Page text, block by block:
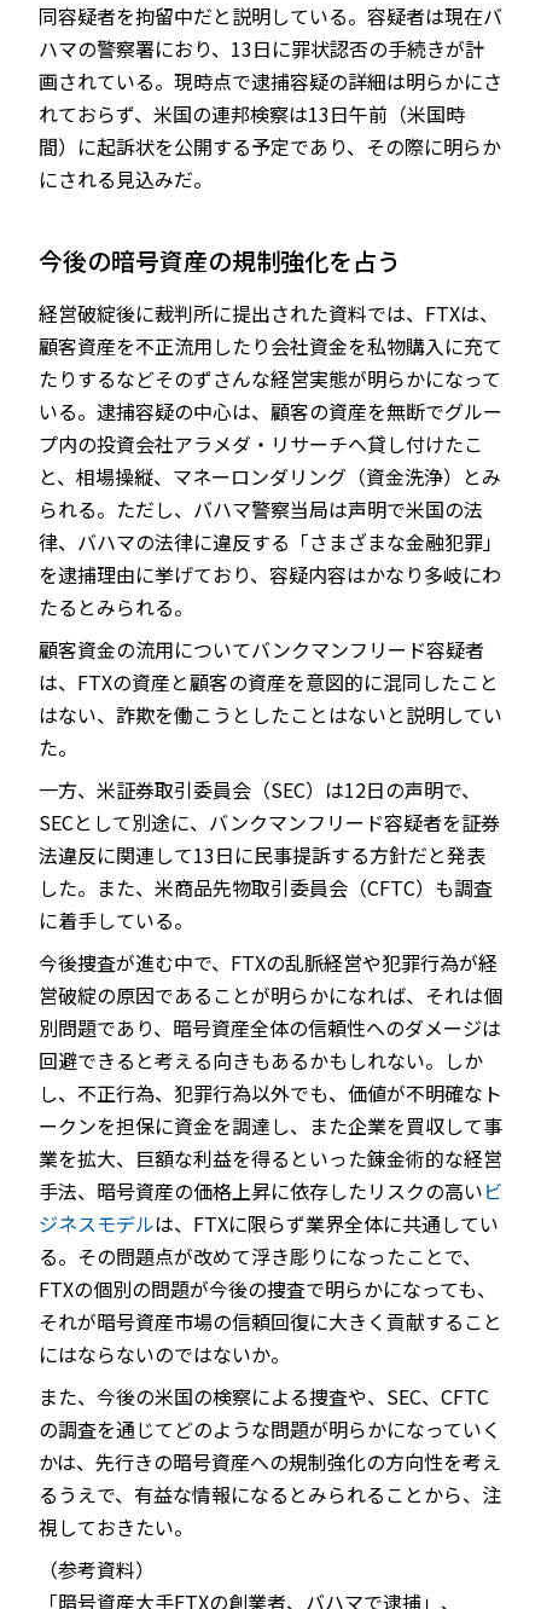
同容疑者を拘留中だと説明している。容疑者は現在バ
ハマの警察署におり、13日に罪状認否の手続きが計
画されている。現時点で逮捕容疑の詳細は明らかにさ
れておらず、米国の連邦検察は13日午前（米国時
間）に起訴状を公開する予定であり、その際に明らか
にされる見込みだ。
今後の暗号資産の規制強化を占う
経営破綻後に裁判所に提出された資料では、FTXは、
顧客資産を不正流用したり会社資金を私物購入に充て
たりするなどそのずさんな経営実態が明らかになって
いる。逮捕容疑の中心は、顧客の資産を無断でグルー
プ内の投資会社アラメダ・リサーチへ貸し付けたこ
と、相場操縦、マネーロンダリング（資金洗浄）とみ
られる。ただし、バハマ警察当局は声明で米国の法
律、バハマの法律に違反する「さまざまな金融犯罪」
を逮捕理由に挙げており、容疑内容はかなり多岐にわ
たるとみられる。
顧客資金の流用についてバンクマンフリード容疑者
は、FTXの資産と顧客の資産を意図的に混同したこと
はない、詐欺を働こうとしたことはないと説明してい
た。
一方、米証券取引委員会（SEC）は12日の声明で、
SECとして別途に、バンクマンフリード容疑者を証券
法違反に関連して13日に民事提訴する方針だと発表
した。また、米商品先物取引委員会（CFTC）も調査
に着手している。
今後捜査が進む中で、FTXの乱脈経営や犯罪行為が経
営破綻の原因であることが明らかになれば、それは個
別問題であり、暗号資産全体の信頼性へのダメージは
回避できると考える向きもあるかもしれない。しか
し、不正行為、犯罪行為以外でも、価値が不明確なト
ークンを担保に資金を調達し、また企業を買収して事
業を拡大、巨額な利益を得るといった錬金術的な経営
手法、暗号資産の価格上昇に依存したリスクの高いビ
ジネスモデルは、FTXに限らず業界全体に共通してい
る。その問題点が改めて浮き彫りになったことで、
FTXの個別の問題が今後の捜査で明らかになっても、
それが暗号資産市場の信頼回復に大きく貢献すること
にはならないのではないか。
また、今後の米国の検察による捜査や、SEC、CFTC
の調査を通じてどのような問題が明らかになっていく
かは、先行きの暗号資産への規制強化の方向性を考え
るうえで、有益な情報になるとみられることから、注
視しておきたい。
（参考資料）
「暗号資産大手FTXの創業者、バハマで逮捕」、